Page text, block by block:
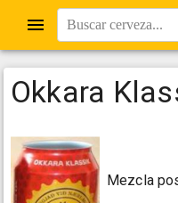
Buscar cerveza...
Okkara
Mezcla